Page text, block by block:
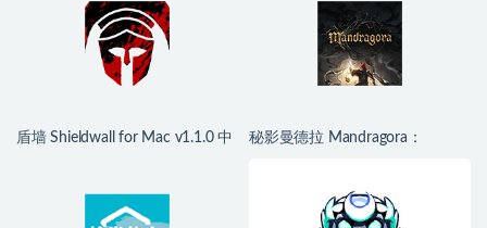
盾墙 Shieldwall for Mac v1.1.0 中
秘影曼德拉 Mandragora：